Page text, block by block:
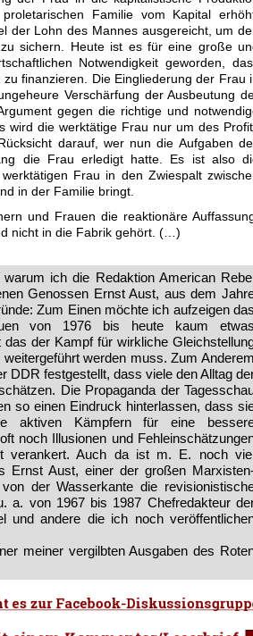
Familie vom Kapital
der Lohn des Mannes ausgereicht, um
sichern. Heute ist es für eine große
Notwendigkeit geworden,
finanzieren. Die Eingliederung der Frau
Verschärfung der Ausbeutung
gegen die richtige und
wird die werktätige Frau nur um des
darauf, wer nun die Aufgaben
die Frau erledigt hatte. Es ist also
Frau in den Zwiespalt
in der Familie bringt.
und Frauen die reaktionäre
nicht in die Fabrik gehört. (…)
ich die Redaktion American
Genossen Ernst Aust, aus dem
Zum Einen möchte ich aufzeigen
von 1976 bis heute kaum
der Kampf für wirkliche
werden muss. Zum
DDR festgestellt, dass viele den Alltag
Die Propaganda der
so einen Eindruck hinterlassen, dass
aktiven Kämpfern für eine
noch Illusionen und
verankert. Auch da ist m. E. noch
Ernst Aust, einer der großen
der Wasserkante die
a. von 1967 bis 1987 Chefredakteur
und andere die ich noch
meiner vergilbten Ausgaben des